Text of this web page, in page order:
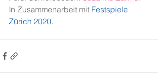
In Zusammenarbeit mit Festspiele
Zürich 2020.